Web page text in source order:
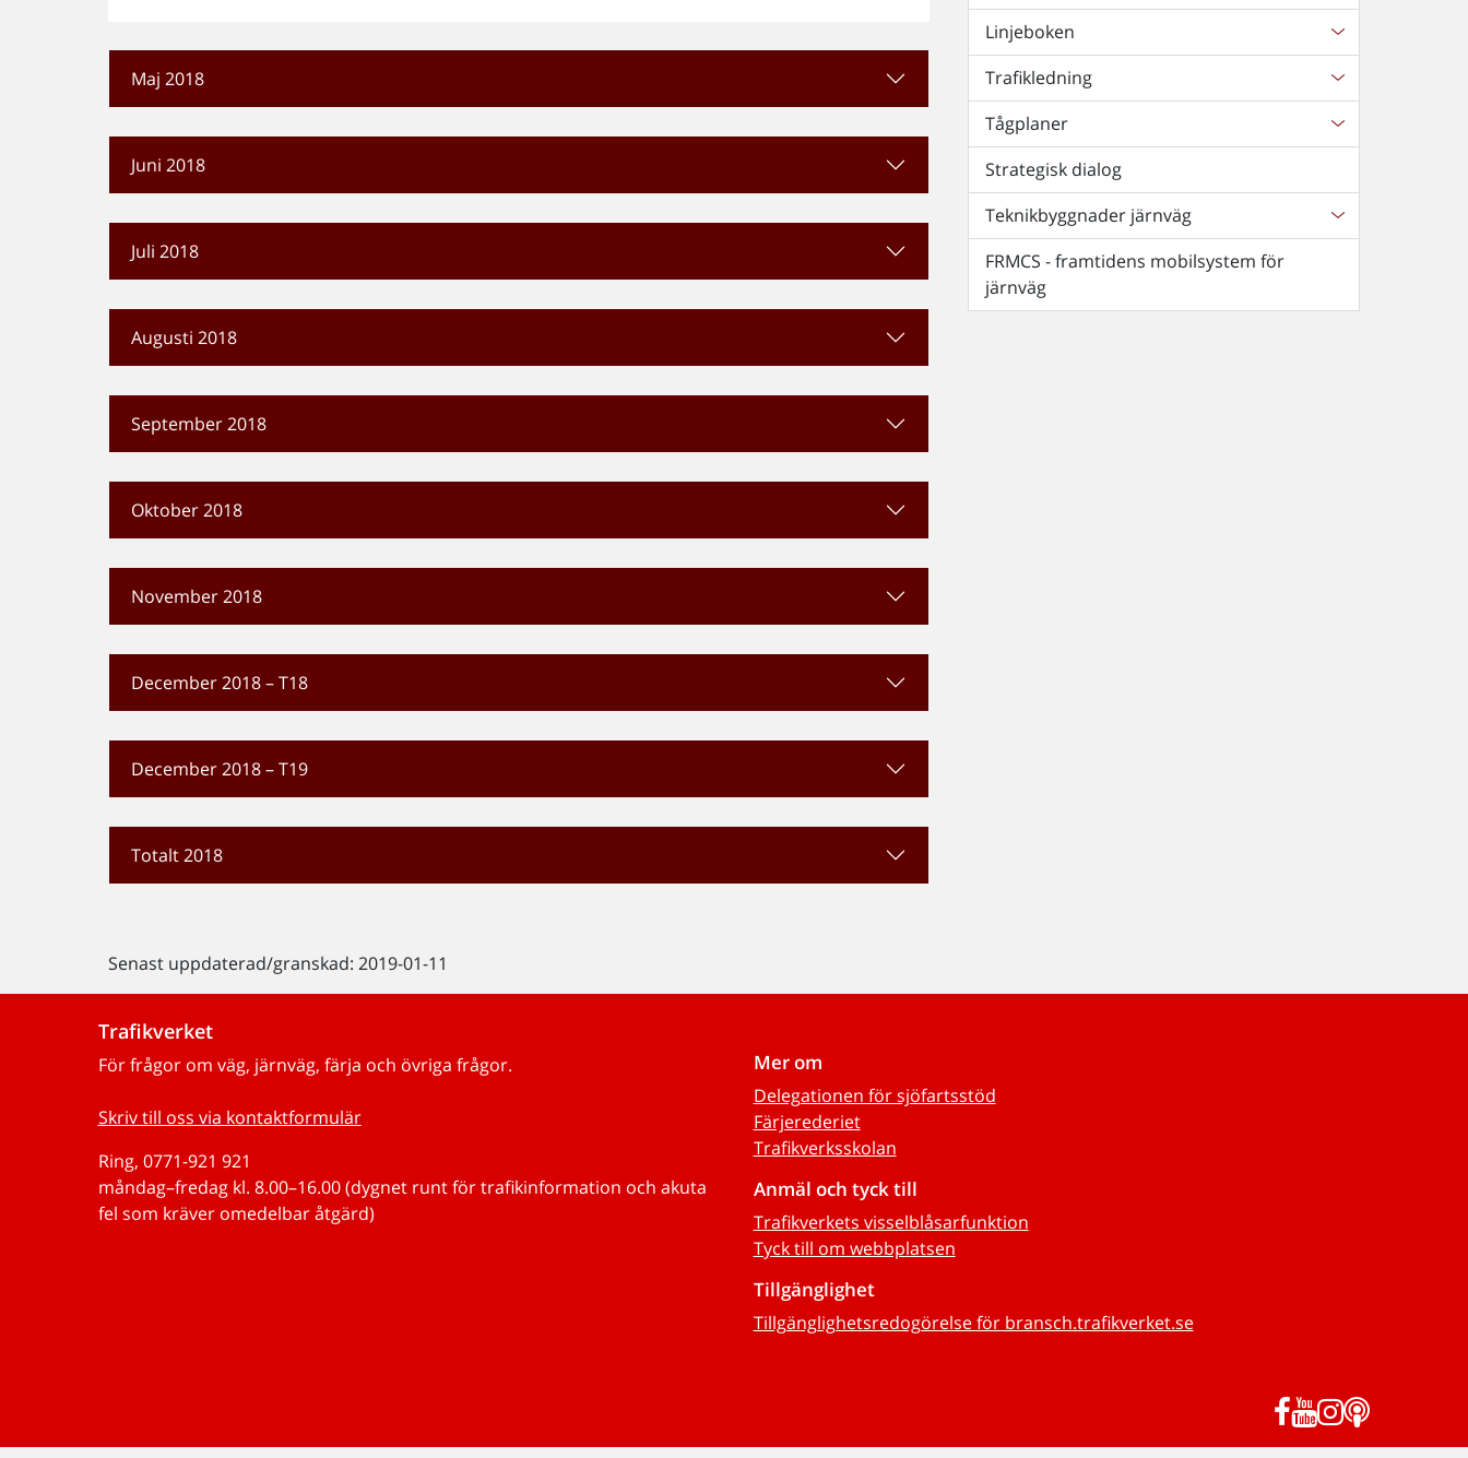
Maj 2018
Juni 2018
Juli 2018
Augusti 2018
September 2018
Oktober 2018
November 2018
December 2018 – T18
December 2018 – T19
Totalt 2018
Senast uppdaterad/granskad: 2019-01-11
Linjeboken
Trafikledning
Tågplaner
Strategisk dialog
Teknikbyggnader järnväg
FRMCS - framtidens mobilsystem för
järnväg
Trafikverket
För frågor om väg, järnväg, färja och övriga frågor.
Skriv till oss via kontaktformulär
Ring, 0771-921 921
måndag–fredag kl. 8.00–16.00 (dygnet runt för trafikinformation och akuta
fel som kräver omedelbar åtgärd)
Mer om
Delegationen för sjöfartsstöd
Färjerederiet
Trafikverksskolan
Anmäl och tyck till
Trafikverkets visselblåsarfunktion
Tyck till om webbplatsen
Tillgänglighet
Tillgänglighetsredogörelse för bransch.trafikverket.se
Facebook
YouTube
Instagram
Podd